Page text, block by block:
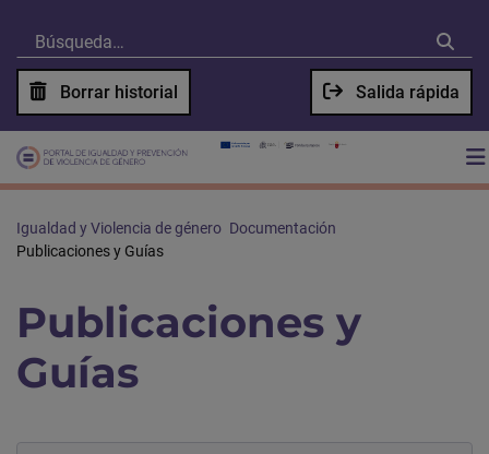
Borrar historial Salida rápida
Igualdad y Violencia de género Documentación
Publicaciones y Guías
Publicaciones y
Guías